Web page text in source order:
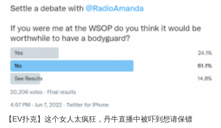
【EV扑克】这个女人太疯狂，丹牛直播中被吓到想请保镖